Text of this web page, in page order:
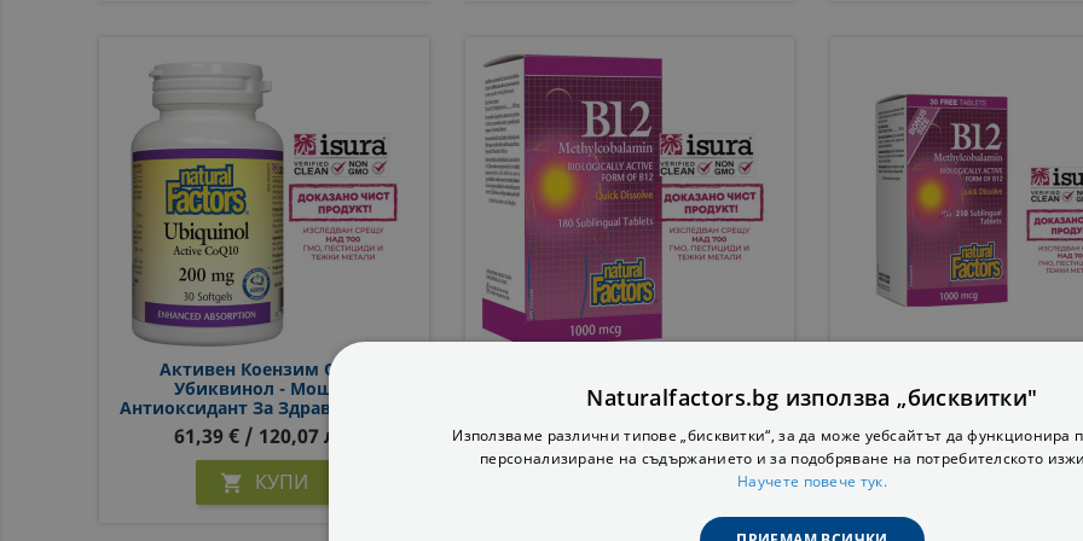
Aктивен Коензим Q10 -
Убиквинол - Мощен
Антиоксидант За Здраво Сърце,
200 Mg, 30 Софтгел Капсули
61,39 € / 120,07 лв.
 КУПИ
В12 (метилкобаламин) X 180
Сублингвални Таблетки
17,83 € / 34,87 лв.
В12 (метилкобаламин) X
Сублингвални
20,19 € / 39,49 лв.
Naturalfactors.bg използва „бисквитки"
Използваме различни типове „бисквитки“, за да може уебсайтът да функционира
персонализиране на съдържанието и за подобряване на потребителското
Научете повече тук.